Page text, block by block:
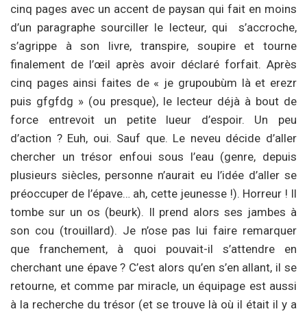
cinq pages avec un accent de paysan qui fait en moins
d’un paragraphe sourciller le lecteur, qui s’accroche,
s’agrippe à son livre, transpire, soupire et tourne
finalement de l’œil après avoir déclaré forfait. Après
cinq pages ainsi faites de « je grupoubùm là et erezr
puis gfgfdg » (ou presque), le lecteur déjà à bout de
force entrevoit un petite lueur d’espoir. Un peu
d’action ? Euh, oui. Sauf que. Le neveu décide d’aller
chercher un trésor enfoui sous l’eau (genre, depuis
plusieurs siècles, personne n’aurait eu l’idée d’aller se
préoccuper de l’épave… ah, cette jeunesse !). Horreur ! Il
tombe sur un os (beurk). Il prend alors ses jambes à
son cou (trouillard). Je n’ose pas lui faire remarquer
que franchement, à quoi pouvait-il s’attendre en
cherchant une épave ? C’est alors qu’en s’en allant, il se
retourne, et comme par miracle, un équipage est aussi
à la recherche du trésor (et se trouve là où il était il y a